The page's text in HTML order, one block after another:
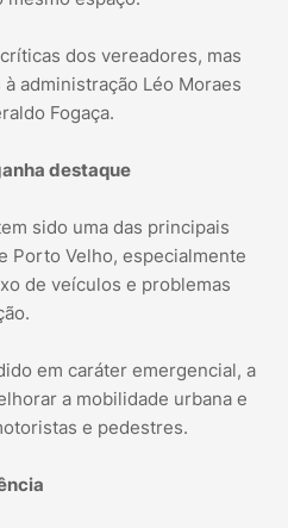
dos vereadores, mas
administração Léo Moraes
Fogaça.
destaque
sido uma das principais
Porto Velho, especialmente
de veículos e problemas
em caráter emergencial, a
a mobilidade urbana e
e pedestres.